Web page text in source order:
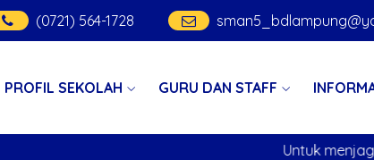
(0721) 564-1728
PROFIL SEKOLAH GURU DAN STAFF
menjaga kondusifitas maka kepada